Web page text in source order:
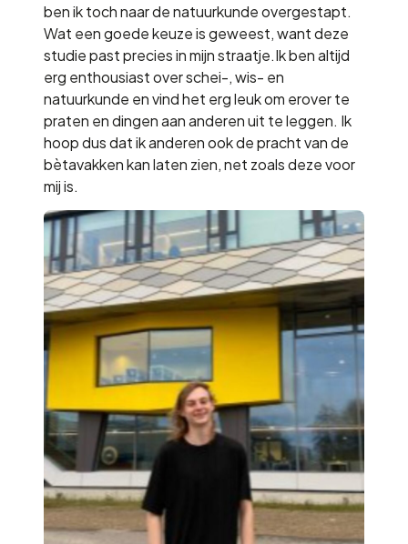
ben ik toch naar de natuurkunde overgestapt.
Wat een goede keuze is geweest, want deze
studie past precies in mijn straatje.Ik ben altijd
erg enthousiast over schei-, wis- en
natuurkunde en vind het erg leuk om erover te
praten en dingen aan anderen uit te leggen. Ik
hoop dus dat ik anderen ook de pracht van de
bètavakken kan laten zien, net zoals deze voor
mij is.